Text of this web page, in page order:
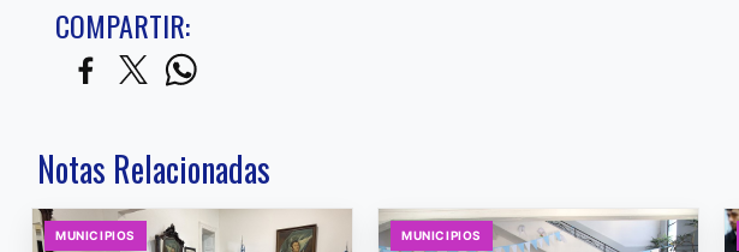
COMPARTIR:
Notas Relacionadas
MUNICIPIOS MUNICIPIOS